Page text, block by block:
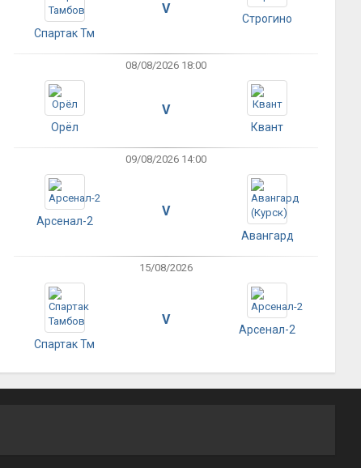
Спартак Тм
V
Строгино
08/08/2026 18:00
Орёл
V
Квант
09/08/2026 14:00
Арсенал-2
V
Авангард
15/08/2026
Спартак Тм
V
Арсенал-2